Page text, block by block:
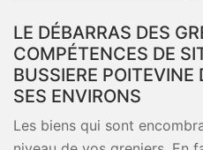
LE DÉBARRAS DES
COMPÉTENCES DE
BUSSIERE
SES ENVIRONS
Les biens qui sont